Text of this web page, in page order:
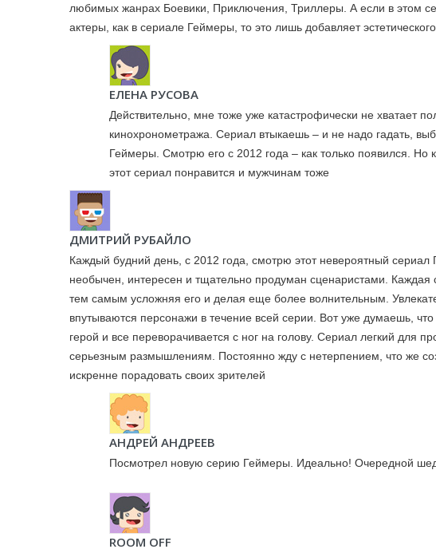
любимых жанрах Боевики, Приключения, Триллеры. А если в этом
актеры, как в сериале Геймеры, то это лишь добавляет
ЕЛЕНА РУСОВА
Действительно, мне тоже уже катастрофически не хватает
кинохронометража. Сериал втыкаешь – и не надо гадать,
Геймеры. Смотрю его с 2012 года – как только появился. Но
этот сериал понравится и мужчинам тоже
ДМИТРИЙ РУБАЙЛО
Каждый будний день, с 2012 года, смотрю этот невероятный
необычен, интересен и тщательно продуман сценаристами. Каждая
тем самым усложняя его и делая еще более волнительным.
впутываются персонажи в течение всей серии. Вот уже думаешь,
герой и все переворачивается с ног на голову. Сериал легкий для
серьезным размышлениям. Постоянно жду с нетерпением, что же
искренне порадовать своих зрителей
АНДРЕЙ АНДРЕЕВ
Посмотрел новую серию Геймеры. Идеально! Очередной
ROOM OFF